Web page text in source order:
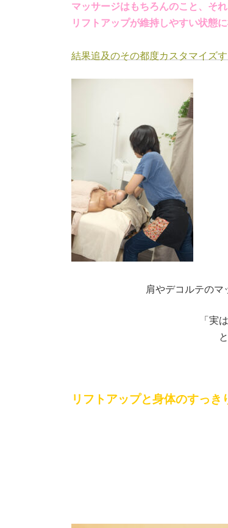
マッサージはもちろんのこと、そ
リフトアップが維持しやすい状態
結果追及のその都度カスタマイズ
肩やデコルテのマ
「実
リフトアップと身体のすっき